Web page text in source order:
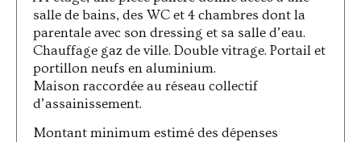
salle de bains, des WC et 4 chambres dont la
parentale avec son dressing et sa salle d’eau.
Chauffage gaz de ville. Double vitrage. Portail et
portillon neufs en aluminium.
Maison raccordée au réseau collectif
d’assainissement.
Montant minimum estimé des dépenses